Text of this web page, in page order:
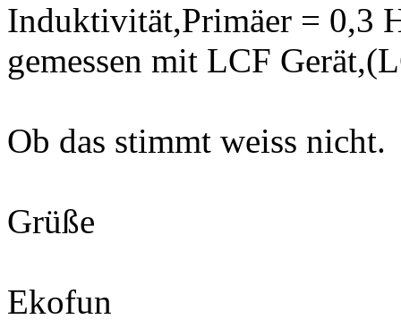
Induktivität,Primäer = 0,3
gemessen mit LCF
Ob das stimmt weiss nicht.
Grüße
Ekofun